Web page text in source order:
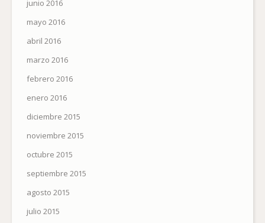
junio 2016
mayo 2016
abril 2016
marzo 2016
febrero 2016
enero 2016
diciembre 2015
noviembre 2015
octubre 2015
septiembre 2015
agosto 2015
julio 2015